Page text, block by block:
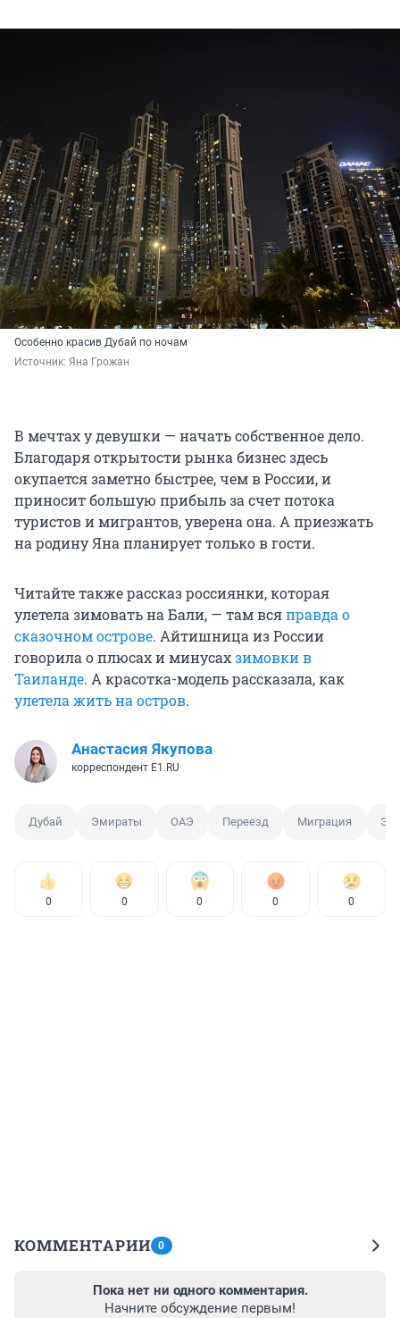
Особенно красив Дубай по ночам
Источник: Яна Грожан
В мечтах у девушки — начать собственное дело.
Благодаря открытости рынка бизнес здесь
окупается заметно быстрее, чем в России, и
приносит большую прибыль за счет потока
туристов и мигрантов, уверена она. А приезжать
на родину Яна планирует только в гости.
Читайте также рассказ россиянки, которая
улетела зимовать на Бали, — там всяправда о
сказочном острове. Айтишница из России
говорила о плюсах и минусахзимовки в
Таиланде. А красотка-модель рассказала, как
улетела жить на остров.
Анастасия Якупова
корреспондент E1.RU
Дубай Эмираты ОАЭ Переезд Миграция
0 0 0 0 0
КОММЕНТАРИИ 0
Пока нет ни одного комментария.
Начните обсуждение первым!